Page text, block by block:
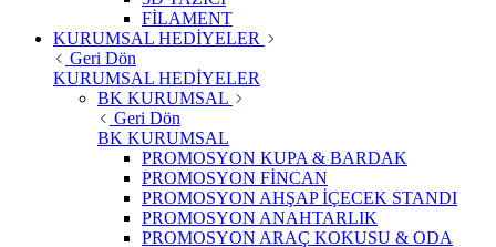
FİLAMENT
KURUMSAL HEDİYELER
Geri Dön
KURUMSAL HEDİYELER
BK KURUMSAL
Geri Dön
BK KURUMSAL
PROMOSYON KUPA & BARDAK
PROMOSYON FİNCAN
PROMOSYON AHŞAP İÇECEK STANDI
PROMOSYON ANAHTARLIK
PROMOSYON ARAÇ KOKUSU & ODA